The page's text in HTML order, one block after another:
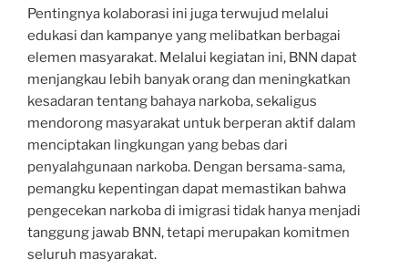
Pentingnya kolaborasi ini juga terwujud melalui
edukasi dan kampanye yang melibatkan berbagai
elemen masyarakat. Melalui kegiatan ini, BNN dapat
menjangkau lebih banyak orang dan meningkatkan
kesadaran tentang bahaya narkoba, sekaligus
mendorong masyarakat untuk berperan aktif dalam
menciptakan lingkungan yang bebas dari
penyalahgunaan narkoba. Dengan bersama-sama,
pemangku kepentingan dapat memastikan bahwa
pengecekan narkoba di imigrasi tidak hanya menjadi
tanggung jawab BNN, tetapi merupakan komitmen
seluruh masyarakat.